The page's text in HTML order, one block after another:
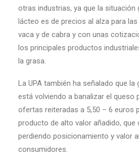
otras industrias, ya que la situación
lácteo es de precios al alza para
vaca y de cabra y con unas
los principales productos
la grasa.
La UPA también ha señalado que la
está volviendo a banalizar el queso
ofertas reiteradas a 5,50 – 6 euros
producto de alto valor añadido, que
perdiendo posicionamiento y valor
consumidores.